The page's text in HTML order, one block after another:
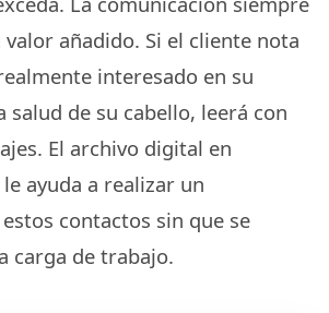
añadido. Si el cliente nota
interesado en su
salud de su cabello, leerá con
El archivo digital en
le ayuda a realizar un
contactos sin que se
carga de trabajo.